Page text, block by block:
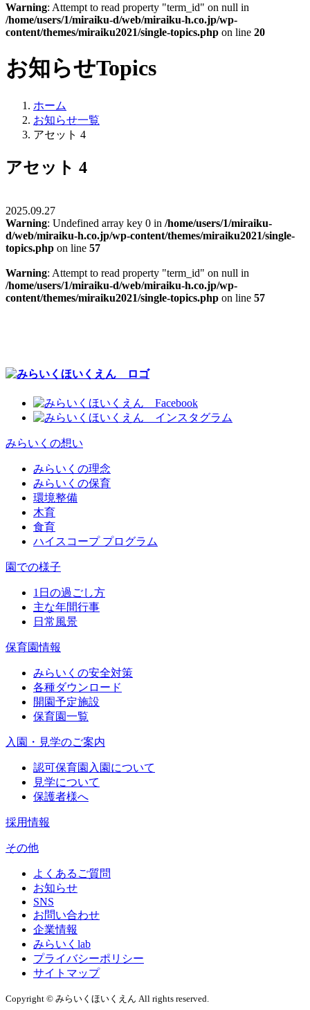
Warning: Attempt to read property "term_id" on null in
/home/users/1/miraiku-d/web/miraiku-h.co.jp/wp-
content/themes/miraiku2021/single-topics.php on line 20
お知らせTopics
ホーム
お知らせ一覧
アセット 4
アセット 4
2025.09.27
Warning: Undefined array key 0 in /home/users/1/miraiku-
d/web/miraiku-h.co.jp/wp-content/themes/miraiku2021/single-
topics.php on line 57
Warning: Attempt to read property "term_id" on null in
/home/users/1/miraiku-d/web/miraiku-h.co.jp/wp-
content/themes/miraiku2021/single-topics.php on line 57
みらいくの想い
みらいくの理念
みらいくの保育
環境整備
木育
食育
ハイスコープ プログラム
園での様子
1日の過ごし方
主な年間行事
日常風景
保育園情報
みらいくの安全対策
各種ダウンロード
開園予定施設
保育園一覧
入園・見学のご案内
認可保育園入園について
見学について
保護者様へ
採用情報
その他
よくあるご質問
お知らせ
SNS
お問い合わせ
企業情報
みらいくlab
プライバシーポリシー
サイトマップ
Copyright © みらいくほいくえん All rights reserved.